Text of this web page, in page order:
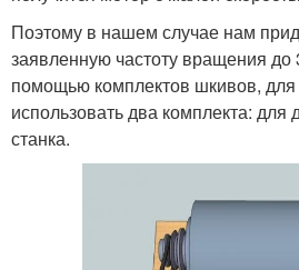
Поэтому в нашем случае нам
заявленную частоту вращения до
помощью комплектов шкивов,
использовать два комплекта: для
станка.